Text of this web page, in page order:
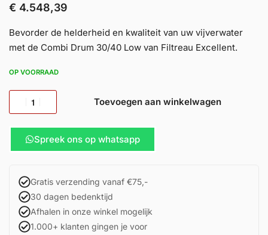
€ 4.548,39
Bevorder de helderheid en kwaliteit van uw vijverwater
met de Combi Drum 30/40 Low van Filtreau Excellent.
OP VOORRAAD
Toevoegen aan winkelwagen
Spreek ons op whatsapp
Gratis verzending vanaf €75,-
30 dagen bedenktijd
Afhalen in onze winkel mogelijk
1.000+ klanten gingen je voor